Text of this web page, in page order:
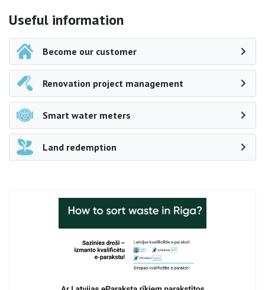
Side navigation
Useful information
Become our customer
Renovation project management
Smart water meters
Land redemption